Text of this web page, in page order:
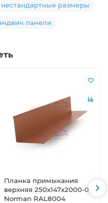
нестандартные размеры
панели
Планка примыкания
верхняя 250х147х2000-0,5
Norman RAL8004